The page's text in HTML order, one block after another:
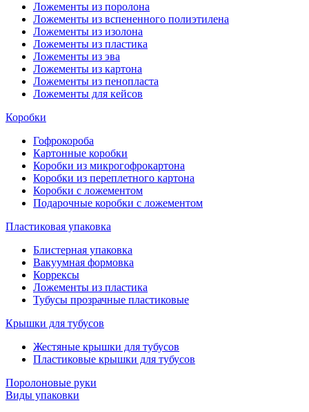
Ложементы из поролона
Ложементы из вспененного полиэтилена
Ложементы из изолона
Ложементы из пластика
Ложементы из эва
Ложементы из картона
Ложементы из пенопласта
Ложементы для кейсов
Коробки
Гофрокороба
Картонные коробки
Коробки из микрогофрокартона
Коробки из переплетного картона
Коробки с ложементом
Подарочные коробки с ложементом
Пластиковая упаковка
Блистерная упаковка
Вакуумная формовка
Коррексы
Ложементы из пластика
Тубусы прозрачные пластиковые
Крышки для тубусов
Жестяные крышки для тубусов
Пластиковые крышки для тубусов
Поролоновые руки
Виды упаковки